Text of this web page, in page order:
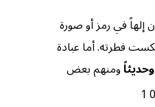
إلهاً في رمز أو صورة
فطرته. أما عبادة
ومنهم بعض